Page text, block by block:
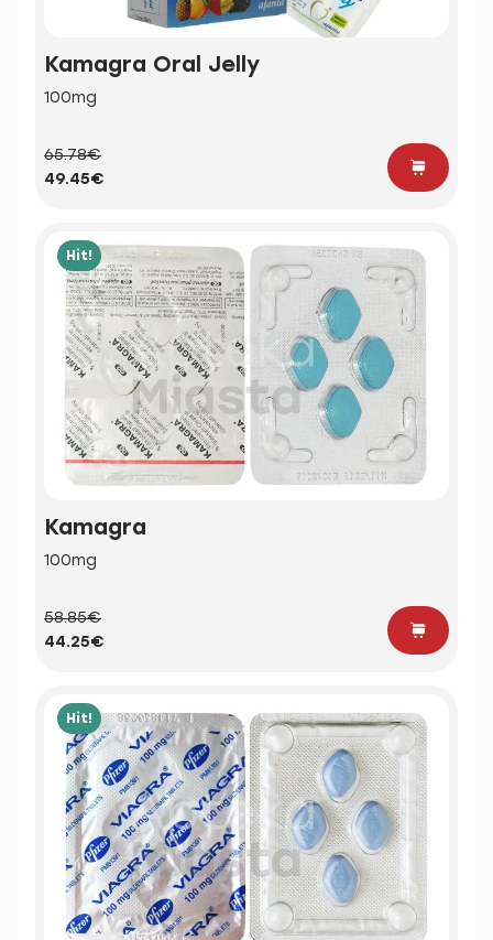
Kamagra Oral Jelly
100mg
65.78€
49.45€
Hit!
Kamagra
100mg
58.85€
44.25€
Hit!